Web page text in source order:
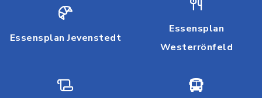
Essensplan Jevenstedt
Essensplan
Westerrönfeld